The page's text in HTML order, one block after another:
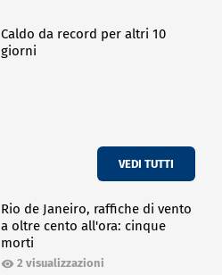
Caldo da record per altri 10
giorni
VEDI TUTTI
Rio de Janeiro, raffiche di vento
a oltre cento all'ora: cinque
morti
2 visualizzazioni